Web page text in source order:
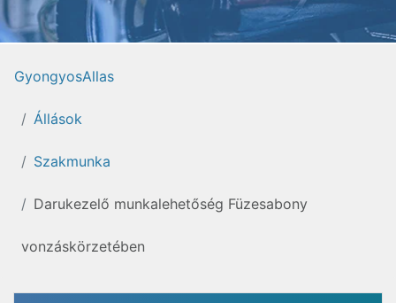
GyongyosAllas
Állások
Szakmunka
Darukezelő munkalehetőség Füzesabony
vonzáskörzetében